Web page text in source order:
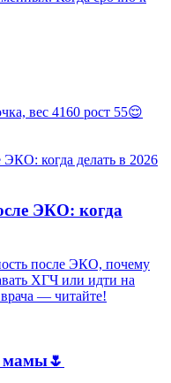
вес 4160 рост 55😌
ЭКО: когда
после ЭКО, почему
ХГЧ или идти на
— читайте!
мамы🌷